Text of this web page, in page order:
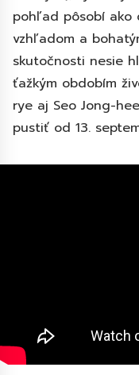
pohľad pôsobí ako
vzhľadom a
skutočnosti nesie
ťažkým obdobím
rye aj Seo Jong-
pustiť od 13.